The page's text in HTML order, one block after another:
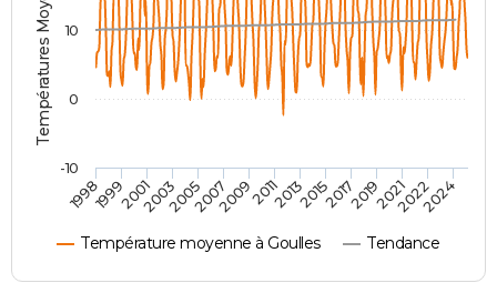
Destinations
City break
Voyage nature
Voyage de noces
Forum
Climat
PHOTO
GUIDES D'ACHAT
BONS PLANS
CARTE DE VOEUX
Carte de Noël
Carte Bonne année
Carte Saint-Valentin
Carte Pâques
Carte d'anniversaire
DICTIONNAIRE
Dictionnaire
Biographies
Citations
Expressions
Proverbes
PROGRAMME TVTempérature moyenne à Goulles Tendance
199819992001200320052007200920112013201520172019202120222024
0
10
-10